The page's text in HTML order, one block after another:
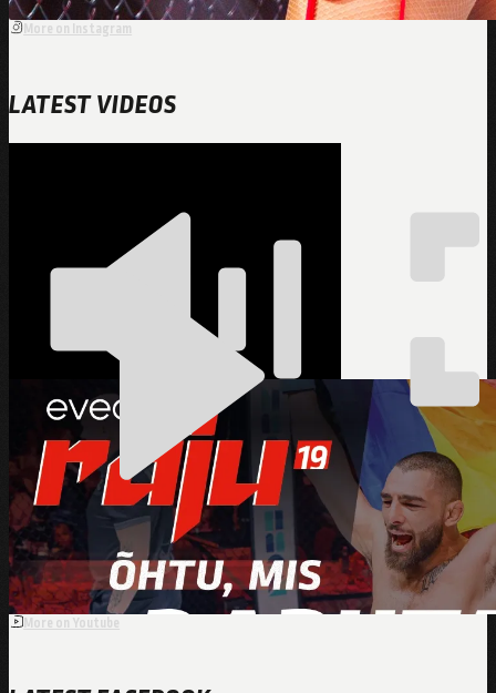
More on Instagram
LATEST VIDEOS
Evecon Raju 19 Recap
More on Youtube